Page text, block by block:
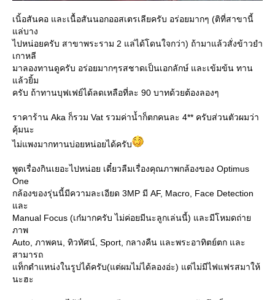
เนิ้อสันคอ และเนื้อสันนอกออสเตรเลียครับ อร่อยมากๆ (ติที่สาขานี้
ล่บาง
ไปหน่อยครับ สาขาพระราม 2 แล่ได้โดนใจกว่า) ถ้ามาแล้วสั่งข้าวยำ
เกาหลี
มาลองทานดูครับ อร่อยมากๆรสชาดเป็นเอกลักษ์ และเข้มข้น ทาน
ล้วยิ้ม
ครับ ถ้าทานบุฟเฟย์ได้ลดเหลือที่ละ 90 บาทด้วยต้องลองๆ
ราคาร้าน Aka ก็รวม Vat รวมค่าน้ำก็ตกคนละ 4** ครับส่วนตัวผมว่า
คุ้มนะ
ไม่แพงมากทานบ่อยหน่อยได้ครับ
พูดเรื่องกินเยอะไปหน่อย เดี๋ยวลืมเรื่องคุณภาพกล้องของ Optimus
One
กล้องของรุ่นนี้มีความละเอียด 3MP มี AF, Macro, Face Detection
ละ
Manual Focus (เก๋มากครับ ไม่ค่อยมีนะลูกเล่นนี้) และมีโหมดถ่า
ภาพ
Auto, ภาพคน, ทิวทัศน์, Sport, กลางคืน และพระอาทิตย์ตก และ
สามารถ
ท็กตำแหน่งในรูปได้ครับ(แต่ผมไม่ได้ลองอ่ะ) แต่ไม่มีไฟแฟรสมาให้
นะฮะ